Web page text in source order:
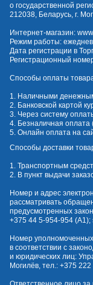
о государственной
212038, Беларусь, г.
Интернет-магазин:
Режим работы:
Дата регистрации в
Регистрационный
Способы оплаты
1. Наличными
2. Банковской картой
3. Через систему
4. Безналичная оплата
5. Онлайн оплата на
Способы доставки
1. Транспортным
2. В пункт выдачи
Номер и адрес
рассматривать
предусмотренных
+375 44 5-954-954 (А1);
Номер
в соответствии с
и юридических лиц:
Могилёв, тел.: +375